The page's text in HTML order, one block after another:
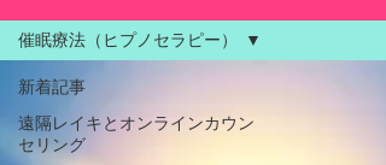
新着記事
遠隔レイキとオンラインカウン
セリング
催眠療法（ヒプノセラピー）